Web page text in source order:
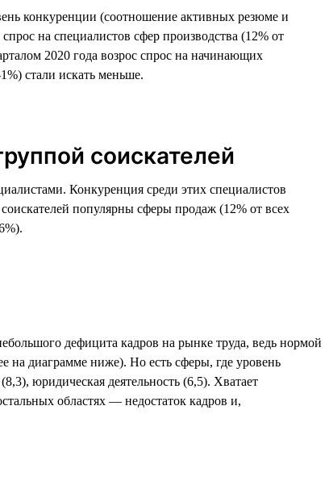
конкуренции (соотношение активных резюме и
на специалистов сфер производства (12% от
2020 года возрос спрос на начинающих
стали искать меньше.
соискателей
Конкуренция среди этих специалистов
популярны сферы продаж (12% от всех
дефицита кадров на рынке труда, ведь нормой
на диаграмме ниже). Но есть сферы, где уровень
юридическая деятельность (6,5). Хватает
областях — недостаток кадров и,